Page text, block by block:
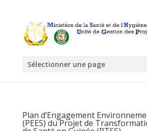
Sélectionner une page
Plan d’Engagement
(PEES) du Projet de